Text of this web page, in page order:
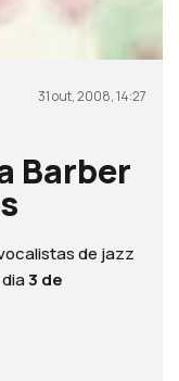
31 out, 2008, 14:27
Barber
de jazz
dia3 de